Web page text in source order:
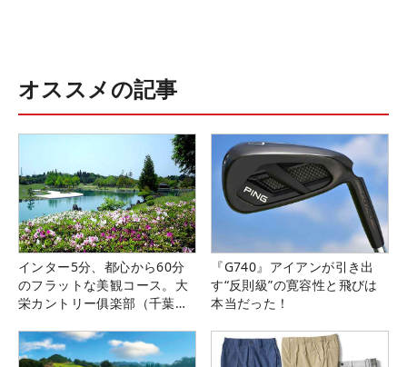
オススメの記事
インター5分、都心から60分
のフラットな美観コース。大
栄カントリー俱楽部（千葉
『G740』アイアンが引き出
す“反則級”の寛容性と飛びは
本当だった！